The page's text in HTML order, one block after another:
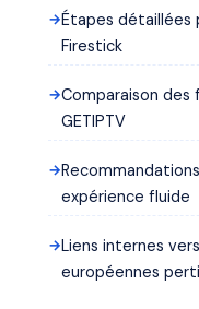
Étapes détaillées
Firestick
Comparaison des
GETIPTV
expérience fluide
Liens internes
européennes